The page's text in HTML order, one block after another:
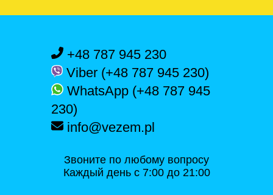
+48 787 945 230
Viber (+48 787 945 230)
WhatsApp (+48 787 945
230)
info@vezem.pl
Звоните по любому вопросу
Каждый день с 7:00 до 21:00